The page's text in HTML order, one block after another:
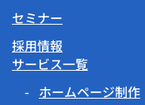
セミナー
採用情報
サービス一覧
ホームページ制作